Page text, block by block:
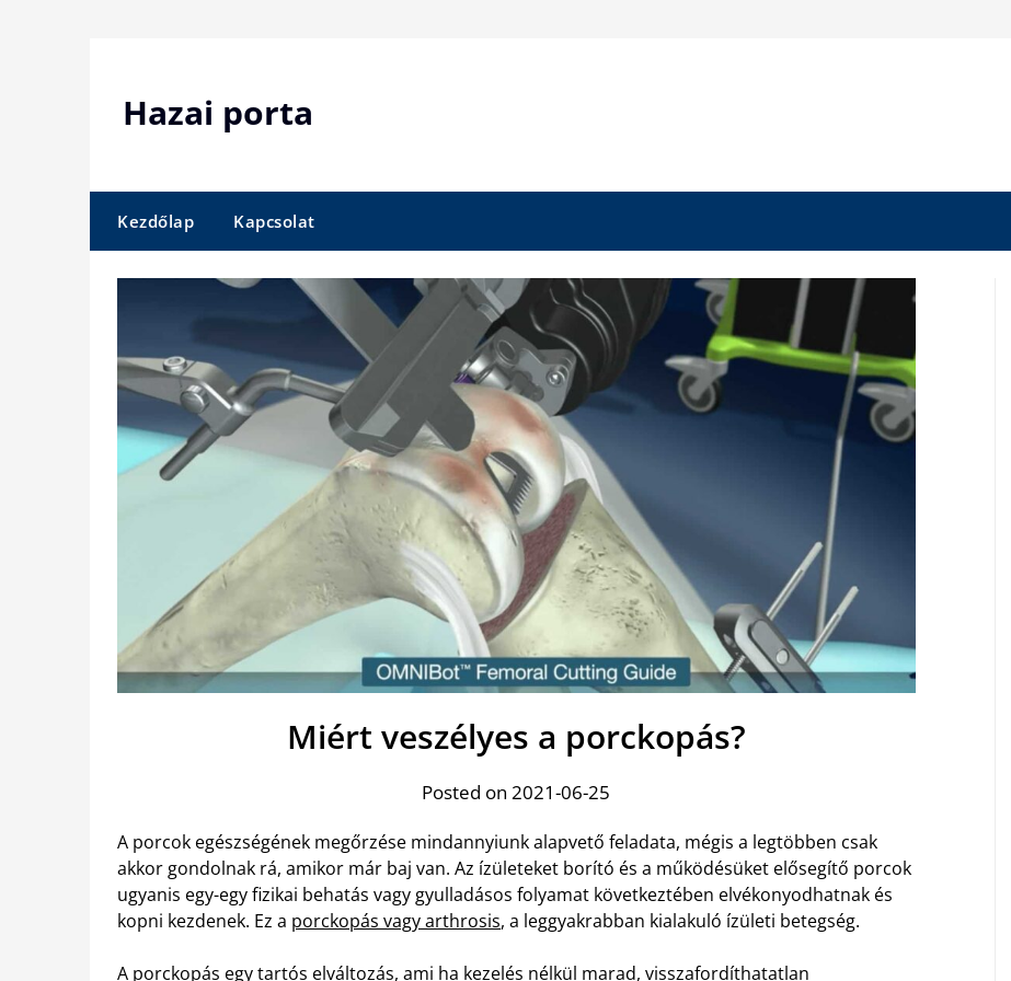
Hazai porta
Kezdőlap Kapcsolat
Miért veszélyes a porckopás?
Posted on 2021-06-25
A porcok egészségének megőrzése mindannyiunk alapvető feladata, mégis a legtöbben csak
akkor gondolnak rá, amikor már baj van. Az ízületeket borító és a működésüket elősegítő porcok
ugyanis egy-egy fizikai behatás vagy gyulladásos folyamat következtében elvékonyodhatnak és
kopni kezdenek. Ez a porckopás vagy arthrosis, a leggyakrabban kialakuló ízületi betegség.
A porckopás egy tartós elváltozás, ami ha kezelés nélkül marad, visszafordíthatatlan